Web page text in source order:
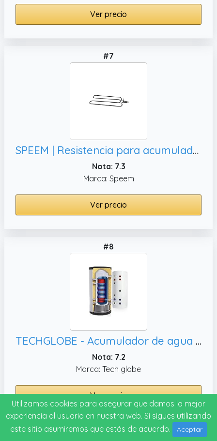
Ver precio
#7
SPEEM | Resistencia para acumulador 800W 230V 350x150mm Pletina 40x31mm | Para convertir la energía en calor | Resistencia acumulador | Resistencia calefactora
Nota: 7.3
Marca: Speem
Ver precio
#8
TECHGLOBE - Acumulador de agua caliente - 2 intercambiadores de calor (1,1 m²) - acer inoxidable - bajo consumo energético - aislamiento de 50 mm - Termo vertical (350 L)
Nota: 7.2
Marca: Tech globe
Ver precio
Utilizamos cookies para asegurar que damos la mejor
experiencia al usuario en nuestra web. Si sigues utilizando
este sitio asumiremos que estás de acuerdo.
Aceptar